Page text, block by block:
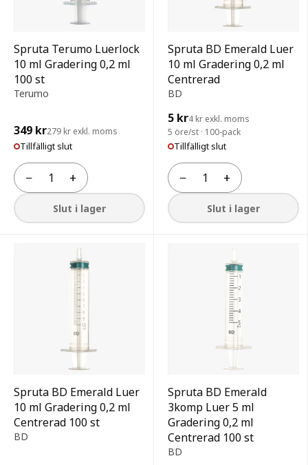
Spruta Terumo Luerlock
10 ml Gradering 0,2 ml
100 st
Terumo
349 kr279 kr exkl. moms
Tillfälligt slut
−
Antal +
Slut i lager
Spruta BD Emerald Luer
10 ml Gradering 0,2 ml
Centrerad
BD
5 kr4 kr exkl. moms
5 öre/st · 100-pack
Tillfälligt slut
−
Antal +
Slut i lager
Spruta BD Emerald Luer
10 ml Gradering 0,2 ml
Centrerad 100 st
BD
Spruta BD Emerald
3komp Luer 5 ml
Gradering 0,2 ml
Centrerad 100 st
BD